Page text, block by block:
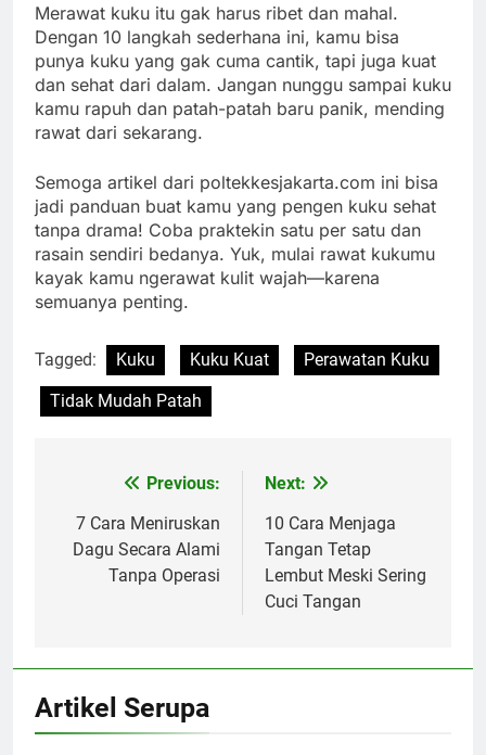
Merawat kuku itu gak harus ribet dan mahal.
Dengan 10 langkah sederhana ini, kamu bisa
punya kuku yang gak cuma cantik, tapi juga kuat
dan sehat dari dalam. Jangan nunggu sampai kuku
kamu rapuh dan patah-patah baru panik, mending
rawat dari sekarang.
Semoga artikel dari poltekkesjakarta.com ini bisa
jadi panduan buat kamu yang pengen kuku sehat
tanpa drama! Coba praktekin satu per satu dan
rasain sendiri bedanya. Yuk, mulai rawat kukumu
kayak kamu ngerawat kulit wajah—karena
semuanya penting.
Tagged: Kuku Kuku Kuat
Perawatan Kuku
Tidak Mudah Patah
Navigasi
pos
Previous:
7 Cara Meniruskan
Dagu Secara Alami
Tanpa Operasi
Next:
10 Cara Menjaga
Tangan Tetap
Lembut Meski Sering
Cuci Tangan
Artikel Serupa